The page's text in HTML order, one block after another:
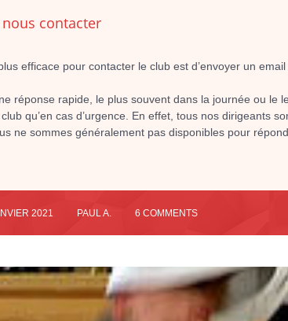
contacter
efficace pour contacter le club est d’envoyer un email
réponse rapide, le plus souvent dans la journée ou le
qu’en cas d’urgence. En effet, tous nos dirigeants
ne sommes généralement pas disponibles pour
2021 PAUL A. 6 COMMENTS